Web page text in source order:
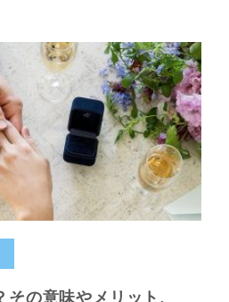
その意味やメリット、